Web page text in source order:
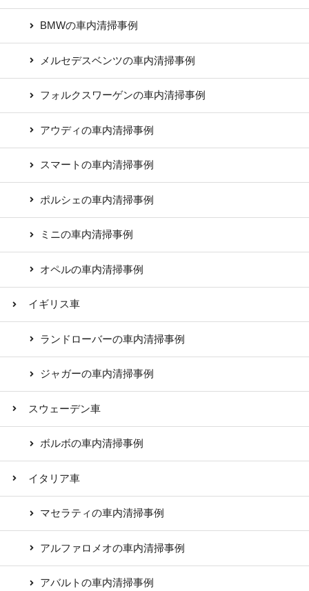
BMWの車内清掃事例
メルセデスベンツの車内清掃事例
フォルクスワーゲンの車内清掃事例
アウディの車内清掃事例
スマートの車内清掃事例
ポルシェの車内清掃事例
ミニの車内清掃事例
オペルの車内清掃事例
イギリス車
ランドローバーの車内清掃事例
ジャガーの車内清掃事例
スウェーデン車
ボルボの車内清掃事例
イタリア車
マセラティの車内清掃事例
アルファロメオの車内清掃事例
アバルトの車内清掃事例